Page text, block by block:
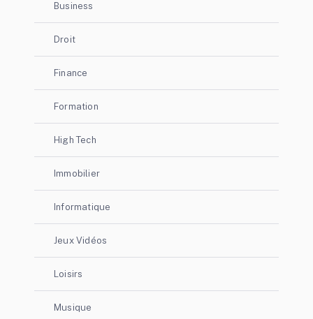
Business
Droit
Finance
Formation
High Tech
Immobilier
Informatique
Jeux Vidéos
Loisirs
Musique